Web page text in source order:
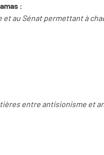
:
et au Sénat permettant à
entre antisionisme et